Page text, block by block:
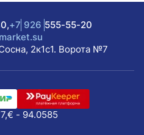
+7 926 555-55-20
2к1с1. Ворота №7
€ - 94.0585